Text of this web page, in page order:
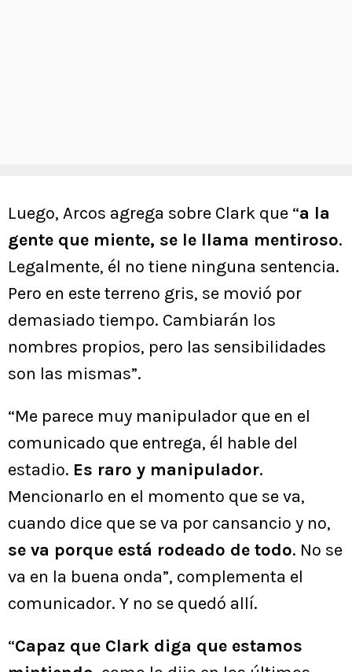
Luego, Arcos agrega sobre Clark que “a la
gente que miente, se le llama mentiroso.
Legalmente, él no tiene ninguna sentencia.
Pero en este terreno gris, se movió por
demasiado tiempo. Cambiarán los
nombres propios, pero las sensibilidades
son las mismas”.
“Me parece muy manipulador que en el
comunicado que entrega, él hable del
estadio. Es raro y manipulador.
Mencionarlo en el momento que se va,
cuando dice que se va por cansancio y no,
se va porque está rodeado de todo. No se
va en la buena onda”, complementa el
comunicador. Y no se quedó allí.
“Capaz que Clark diga que estamos